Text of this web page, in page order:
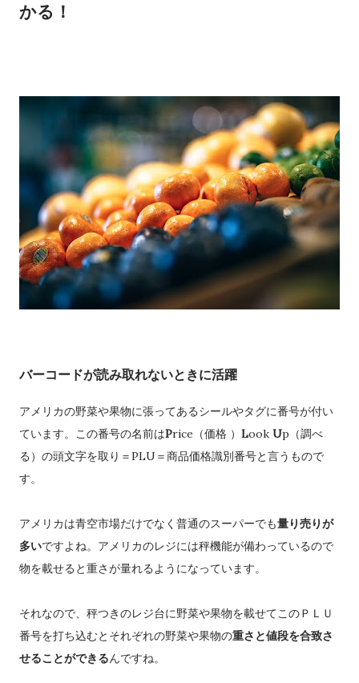
かる！
バーコードが読み取れないときに活躍
アメリカの野菜や果物に張ってあるシールやタグに番号が付い
ています。この番号の名前はPrice（価格 ） Look Up（調べ
る）の頭文字を取り＝PLU＝商品価格識別番号と言うもので
す。
アメリカは青空市場だけでなく普通のスーパーでも量り売りが
多いですよね。アメリカのレジには秤機能が備わっているので
物を載せると重さが量れるようになっています。
それなので、秤つきのレジ台に野菜や果物を載せてこのＰＬＵ
番号を打ち込むとそれぞれの野菜や果物の重さと値段を合致さ
せることができるんですね。